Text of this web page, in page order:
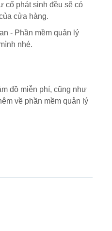
cố phát sinh đều sẽ có
cửa hàng.
- Phần mềm quản lý
nhé.
đồ miễn phí, cũng như
về phần mềm quản lý